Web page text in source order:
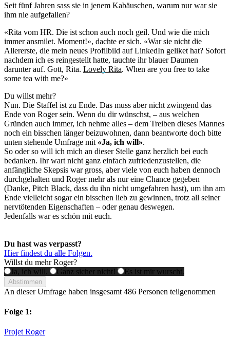
Seit fünf Jahren sass sie in jenem Kabäuschen, warum nur war sie
ihm nie aufgefallen?
«Rita vom HR. Die ist schon auch noch geil. Und wie die mich
immer ansmilet. Moment!», dachte er sich. «War sie nicht die
Allererste, die mein neues Profilbild auf LinkedIn geliket hat? Sofort
nachdem ich es reingestellt hatte, tauchte ihr blauer Daumen
darunter auf. Gott, Rita. Lovely Rita. When are you free to take
some tea with me?»
Du willst mehr?
Nun. Die Staffel ist zu Ende. Das muss aber nicht zwingend das
Ende von Roger sein. Wenn du dir wünschst, – aus welchen
Gründen auch immer, ich nehme alles – dem Treiben dieses Mannes
noch ein bisschen länger beizuwohnen, dann beantworte doch bitte
unten stehende Umfrage mit «Ja, ich will».
So oder so will ich mich an dieser Stelle ganz herzlich bei euch
bedanken. Ihr wart nicht ganz einfach zufriedenzustellen, die
anfängliche Skepsis war gross, aber viele von euch haben dennoch
durchgehalten und Roger mehr als nur eine Chance gegeben
(Danke, Pitch Black, dass du ihn nicht umgefahren hast), um ihn am
Ende vielleicht sogar ein bisschen lieb zu gewinnen, trotz all seiner
nervtötenden Eigenschaften – oder genau deswegen.
Jedenfalls war es schön mit euch.
Du hast was verpasst?
Hier findest du alle Folgen.
Willst du mehr Roger?
Ja, ich will.
Ganz sicher nicht! Es ist mir wurscht.
Abstimmen
An dieser Umfrage haben insgesamt 486 Personen teilgenommen
Folge 1:
Projet Roger